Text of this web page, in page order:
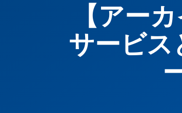
【アー
サービス